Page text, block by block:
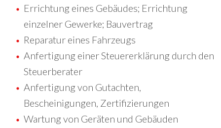
Errichtung eines Gebäudes; Errichtung
einzelner Gewerke; Bauvertrag
Reparatur eines Fahrzeugs
Anfertigung einer Steuererklärung durch den
Steuerberater
Anfertigung von Gutachten,
Bescheinigungen, Zertifizierungen
Wartung von Geräten und Gebäuden